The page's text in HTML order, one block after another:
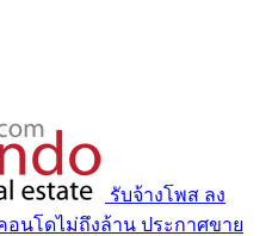
รับจ้างโพส ลง
อนโดไม่ถึงล้าน ประกาศขาย